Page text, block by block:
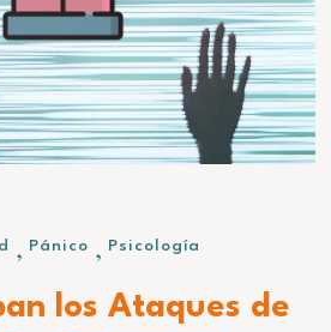
, Pánico , Psicología
los Ataques de